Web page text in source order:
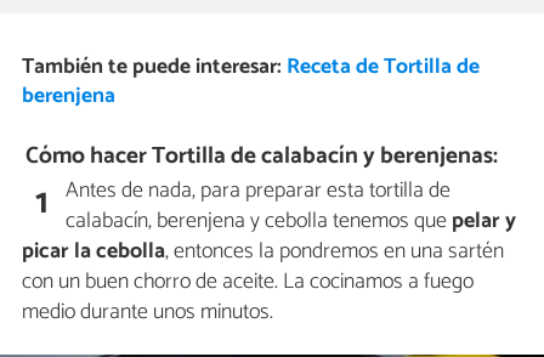
También te puede interesar: Receta de Tortilla de
berenjena
Cómo hacer Tortilla de calabacín y berenjenas:
1 Antes de nada, para preparar esta tortilla de
calabacín, berenjena y cebolla tenemos quepelar y
picar la cebolla, entonces la pondremos en una sartén
con un buen chorro de aceite. La cocinamos a fuego
medio durante unos minutos.